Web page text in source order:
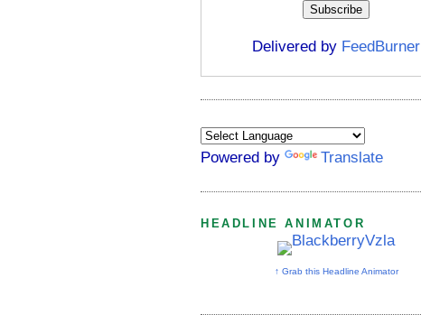
Delivered by FeedBurner
Powered by Translate
HEADLINE ANIMATOR
↑ Grab this Headline Animator